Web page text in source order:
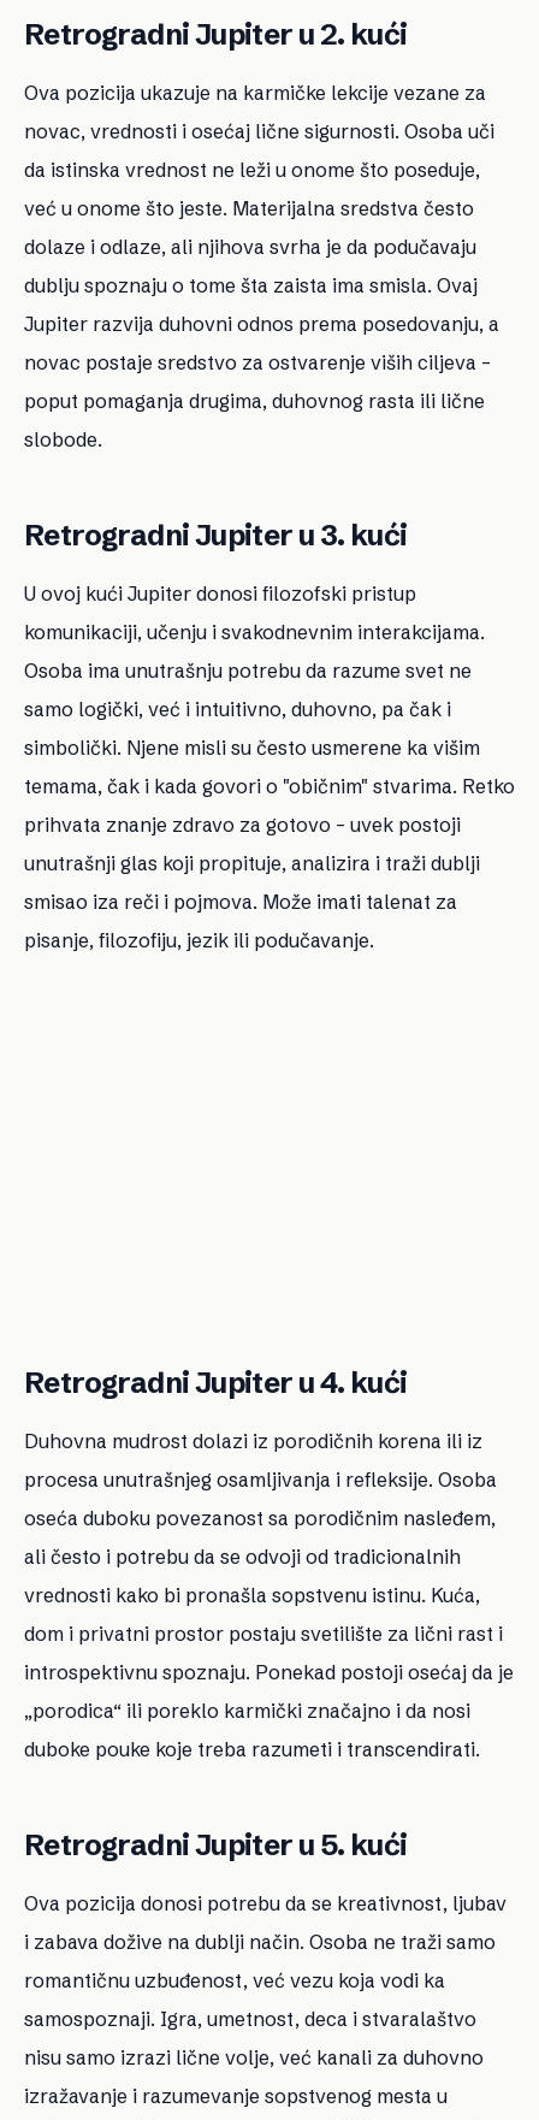
Retrogradni Jupiter u 2. kući
Ova pozicija ukazuje na karmičke lekcije vezane za
novac, vrednosti i osećaj lične sigurnosti. Osoba uči
da istinska vrednost ne leži u onome što poseduje,
već u onome što jeste. Materijalna sredstva često
dolaze i odlaze, ali njihova svrha je da podučavaju
dublju spoznaju o tome šta zaista ima smisla. Ovaj
Jupiter razvija duhovni odnos prema posedovanju, a
novac postaje sredstvo za ostvarenje viših ciljeva –
poput pomaganja drugima, duhovnog rasta ili lične
slobode.
Retrogradni Jupiter u 3. kući
U ovoj kući Jupiter donosi filozofski pristup
komunikaciji, učenju i svakodnevnim interakcijama.
Osoba ima unutrašnju potrebu da razume svet ne
samo logički, već i intuitivno, duhovno, pa čak i
simbolički. Njene misli su često usmerene ka višim
temama, čak i kada govori o "običnim" stvarima. Retko
prihvata znanje zdravo za gotovo – uvek postoji
unutrašnji glas koji propituje, analizira i traži dublji
smisao iza reči i pojmova. Može imati talenat za
pisanje, filozofiju, jezik ili podučavanje.
Retrogradni Jupiter u 4. kući
Duhovna mudrost dolazi iz porodičnih korena ili iz
procesa unutrašnjeg osamljivanja i refleksije. Osoba
oseća duboku povezanost sa porodičnim nasleđem,
ali često i potrebu da se odvoji od tradicionalnih
vrednosti kako bi pronašla sopstvenu istinu. Kuća,
dom i privatni prostor postaju svetilište za lični rast i
introspektivnu spoznaju. Ponekad postoji osećaj da je
„porodica“ ili poreklo karmički značajno i da nosi
duboke pouke koje treba razumeti i transcendirati.
Retrogradni Jupiter u 5. kući
Ova pozicija donosi potrebu da se kreativnost, ljubav
i zabava dožive na dublji način. Osoba ne traži samo
romantičnu uzbuđenost, već vezu koja vodi ka
samospoznaji. Igra, umetnost, deca i stvaralaštvo
nisu samo izrazi lične volje, već kanali za duhovno
izražavanje i razumevanje sopstvenog mesta u